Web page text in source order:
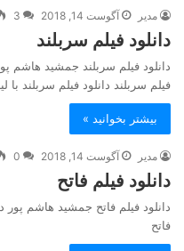
مدیر آگوست 14, 2018 3
دانلود فیلم سربلند
دانلود فیلم سربلند جمشید هاشم
فیلم سربلند دانلود فیلم سربلند با
بیشتر بخوانید »
مدیر آگوست 14, 2018 0
دانلود فیلم فاتح
دانلود فیلم فاتح جمشید هاشم پور
فاتح